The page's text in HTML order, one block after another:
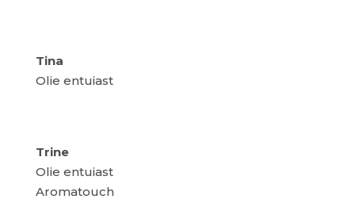
Tina
Olie entuiast
Trine
Olie entuiast
Aromatouch